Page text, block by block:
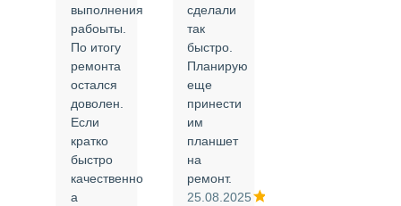
выполнения
рабоыты.
По итогу
ремонта
остался
доволен.
Если
кратко
быстро
качественно
а
сделали
так
быстро.
Планирую
еще
принести
им
планшет
на
ремонт.
25.08.2025